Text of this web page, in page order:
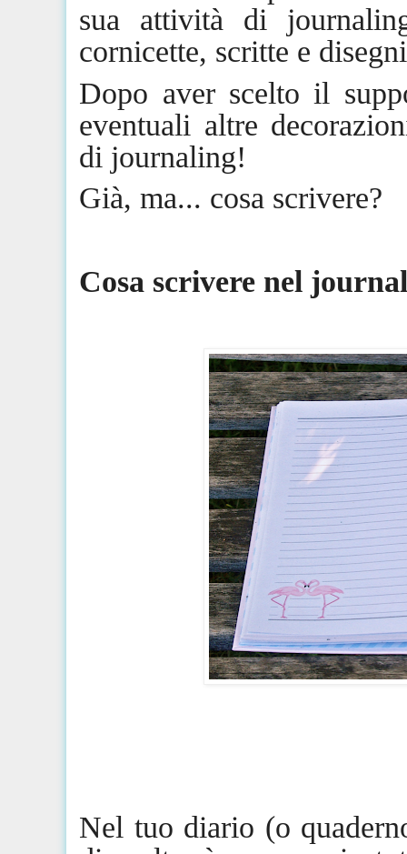
sua attività di
cornicette, scritte e
Dopo aver scelto il
eventuali altre
di journaling!
Già, ma... cosa scrivere?
Cosa scrivere nel
Nel tuo diario (o